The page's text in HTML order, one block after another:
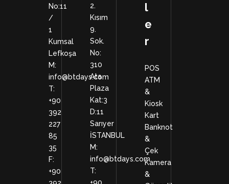
No:11
/
1
Kumsal
Lefkoşa
M:
info@btdays.com
T:
+90
392
227
85
35
F:
+90
2.
Kısım
9.
Sok.
No:
310
Ata
Plaza
Kat:3
D:11
Sarıyer
İSTANBUL
M:
info@btdays.com
T:
l
e
r
POS
ATM
&
Kiosk
Kart
Banknot
&
Çek
Kamera
&